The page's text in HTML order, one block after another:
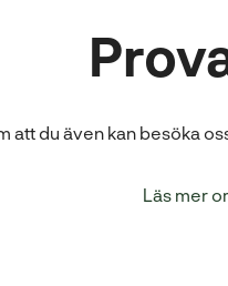
att du även kan besöka
Läs mer